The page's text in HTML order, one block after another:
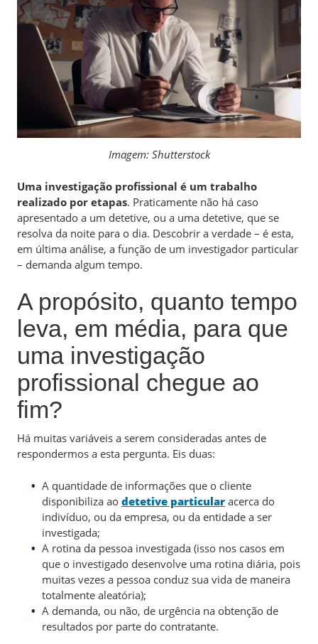
Imagem: Shutterstock
Uma investigação profissional é um trabalho
realizado por etapas. Praticamente não há caso
apresentado a um detetive, ou a uma detetive, que se
resolva da noite para o dia. Descobrir a verdade – é esta,
em última análise, a função de um investigador particular
– demanda algum tempo.
A propósito, quanto tempo
leva, em média, para que
uma investigação
profissional chegue ao
fim?
Há muitas variáveis a serem consideradas antes de
respondermos a esta pergunta. Eis duas:
A quantidade de informações que o cliente
disponibiliza ao detetive particular acerca do
indivíduo, ou da empresa, ou da entidade a ser
investigada;
A rotina da pessoa investigada (isso nos casos em
que o investigado desenvolve uma rotina diária, pois
muitas vezes a pessoa conduz sua vida de maneira
totalmente aleatória);
A demanda, ou não, de urgência na obtenção de
resultados por parte do contratante.